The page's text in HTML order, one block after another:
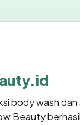
body wash
Beauty